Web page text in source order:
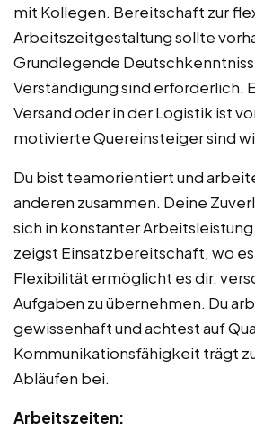
mit Kollegen. Bereitschaft zur
Arbeitszeitgestaltung sollte
Grundlegende
Verständigung sind erforderlich.
Versand oder in der Logistik ist
motivierte Quereinsteiger sind
Du bist teamorientiert und
anderen zusammen. Deine
sich in konstanter
zeigst Einsatzbereitschaft, wo
Flexibilität ermöglicht es dir,
Aufgaben zu übernehmen. Du
gewissenhaft und achtest auf
Kommunikationsfähigkeit trägt
Abläufen bei.
Arbeitszeiten: